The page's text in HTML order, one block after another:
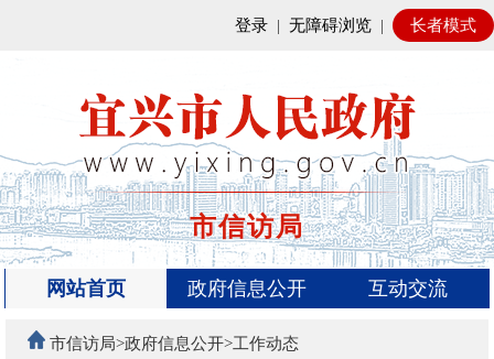
登录 | 无障碍浏览 | 长者模式
市信访局
网站首页 政府信息公开 互动交流
市信访局>政府信息公开>工作动态